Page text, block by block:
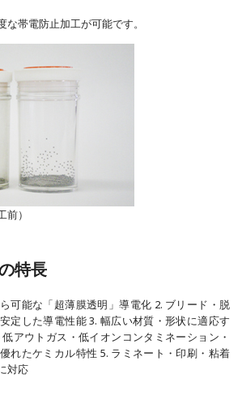
帯電防止加工が可能です。
前）
特長
可能な「超薄膜透明」導電化 2. ブリード・脱
定した導電性能 3. 幅広い材質・形状に適応す
アウトガス・低イオンコンタミネーション・
れたケミカル特性 5. ラミネート・印刷・粘着
対応